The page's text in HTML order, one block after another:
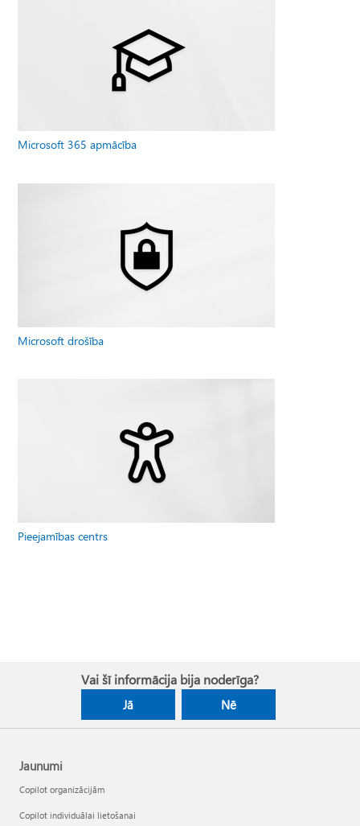
Microsoft 365 apmācība
Microsoft drošība
Pieejamības centrs
Vai šī informācija bija noderīga?
Jā Nē
Jaunumi
Copilot organizācijām
Copilot individuālai lietošanai